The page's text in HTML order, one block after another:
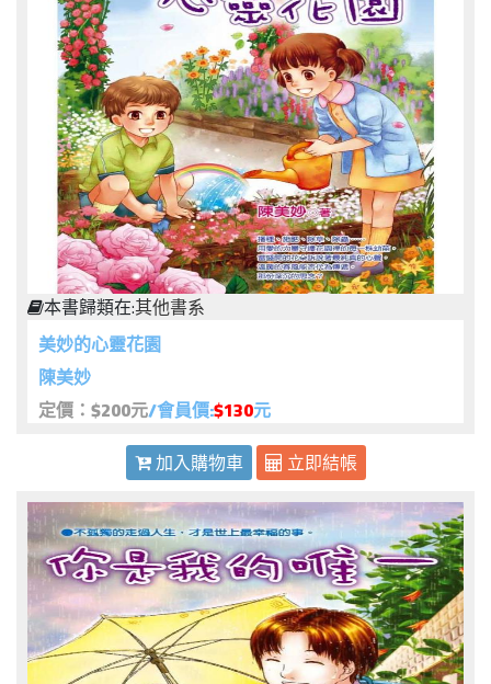
本書歸類在:其他書系
美妙的心靈花園
陳美妙
定價：$200元/會員價:$130元
加入購物車
立即結帳